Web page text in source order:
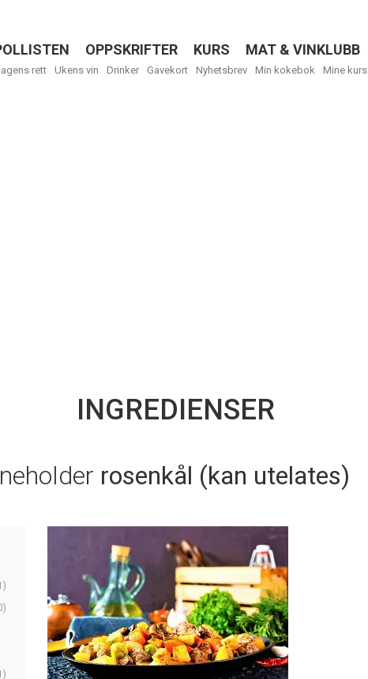
OPPSKRIFTER KURS MAT & VINKLUBB
rett Ukens vin Drinker Gavekort Nyhetsbrev Min kokebok Mine kurs
INGREDIENSER
rosenkål (kan utelates)